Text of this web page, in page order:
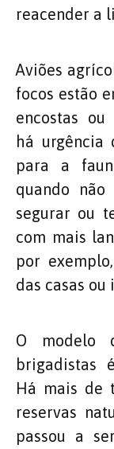
reacender a
Aviões
focos estão
encostas ou
há urgência
para a
quando
segurar ou
com mais
por
das casas ou
O modelo
brigadistas
Há mais de
reservas
passou a